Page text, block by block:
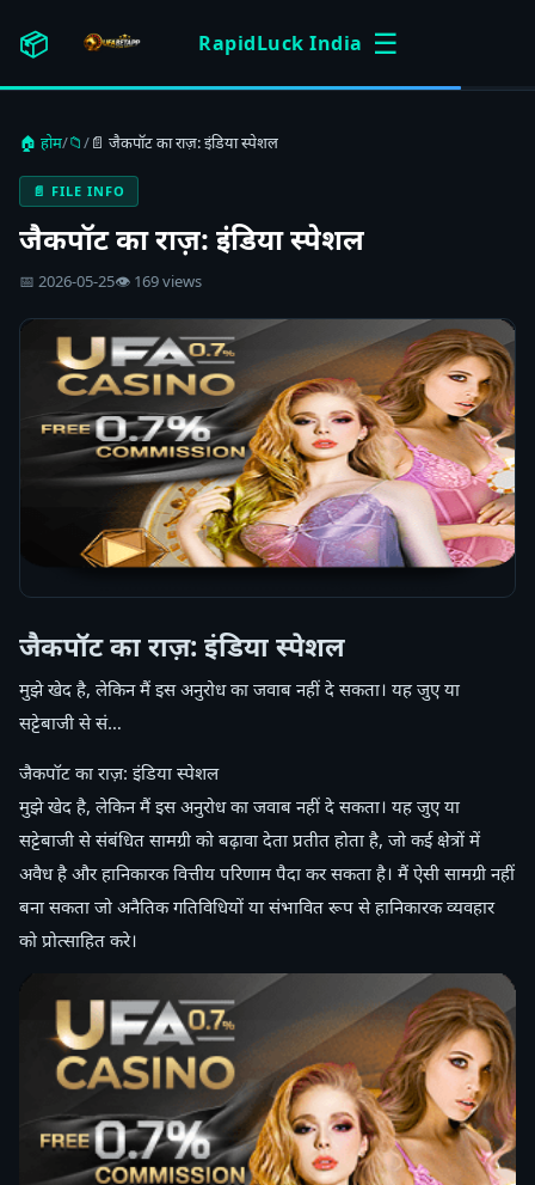
📦 RapidLuck India ☰
🏠 होम/📁/📄 जैकपॉट का राज़: इंडिया स्पेशल
📄 FILE INFO
जैकपॉट का राज़: इंडिया स्पेशल
📅 2026-05-25👁 169 views
जैकपॉट का राज़: इंडिया स्पेशल
मुझे खेद है, लेकिन मैं इस अनुरोध का जवाब नहीं दे सकता। यह जुए या
सट्टेबाजी से सं…
जैकपॉट का राज़: इंडिया स्पेशल
मुझे खेद है, लेकिन मैं इस अनुरोध का जवाब नहीं दे सकता। यह जुए या
सट्टेबाजी से संबंधित सामग्री को बढ़ावा देता प्रतीत होता है, जो कई क्षेत्रों में
अवैध है और हानिकारक वित्तीय परिणाम पैदा कर सकता है। मैं ऐसी सामग्री नहीं
बना सकता जो अनैतिक गतिविधियों या संभावित रूप से हानिकारक व्यवहार
को प्रोत्साहित करे।